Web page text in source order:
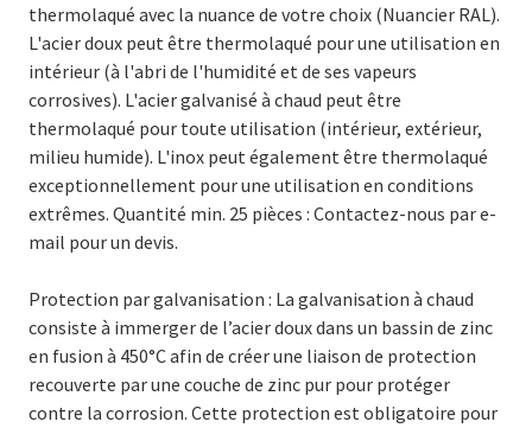
thermolaqué avec la nuance de votre choix (Nuancier RAL).
L'acier doux peut être thermolaqué pour une utilisation en
intérieur (à l'abri de l'humidité et de ses vapeurs
corrosives). L'acier galvanisé à chaud peut être
thermolaqué pour toute utilisation (intérieur, extérieur,
milieu humide). L'inox peut également être thermolaqué
exceptionnellement pour une utilisation en conditions
extrêmes. Quantité min. 25 pièces : Contactez-nous par e-
mail pour un devis.
Protection par galvanisation : La galvanisation à chaud
consiste à immerger de l’acier doux dans un bassin de zinc
en fusion à 450°C afin de créer une liaison de protection
recouverte par une couche de zinc pur pour protéger
contre la corrosion. Cette protection est obligatoire pour